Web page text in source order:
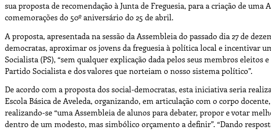
sua proposta de recomendação à Junta de Freguesia, para a criação de uma
comemorações do 50º aniversário do 25 de abril.
A proposta, apresentada na sessão da Assembleia do passado dia 27 de
democratas, aproximar os jovens da freguesia à política local e incentivar
Socialista (PS), “sem qualquer explicação dada pelos seus membros eleitos
Partido Socialista e dos valores que norteiam o nosso sistema político”.
De acordo com a proposta dos social-democratas, esta iniciativa seria
Escola Básica de Aveleda, organizando, em articulação com o corpo
realizando-se “uma Assembleia de alunos para debater, propor e votar
dentro de um modesto, mas simbólico orçamento a definir”. “Dando